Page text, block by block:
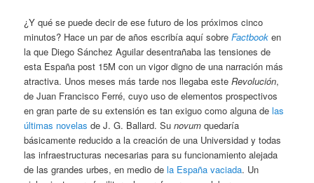
¿Y qué se puede decir de ese futuro de los próximos cinco
minutos? Hace un par de años escribía aquí sobreFactbook en
la que Diego Sánchez Aguilar desentrañaba las tensiones de
esta España post 15M con un vigor digno de una narración más
atractiva. Unos meses más tarde nos llegaba esteRevolución,
de Juan Francisco Ferré, cuyo uso de elementos prospectivos
en gran parte de su extensión es tan exiguo como alguna delas
últimas novelas de J. G. Ballard. Sunovum quedaría
básicamente reducido a la creación de una Universidad y todas
las infraestructuras necesarias para su funcionamiento alejada
de las grandes urbes, en medio dela España vaciada. Un